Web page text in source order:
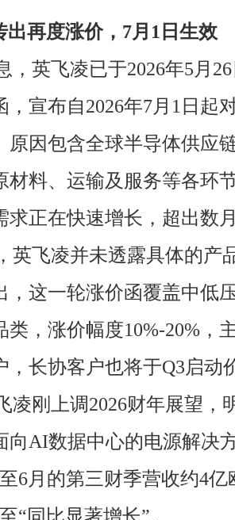
出再度涨价，7月1日生效
，英飞凌已于2026年5月
，宣布自2026年7月1日起
原因包含全球半导体供应
材料、运输及服务等各环
求正在快速增长，超出数
英飞凌并未透露具体的产
，这一轮涨价函覆盖中低
类，涨价幅度10%-20%，
，长协客户也将于Q3启动
凌刚上调2026财年展望，
向AI数据中心的电源解决
6月的第三财季营收约4亿